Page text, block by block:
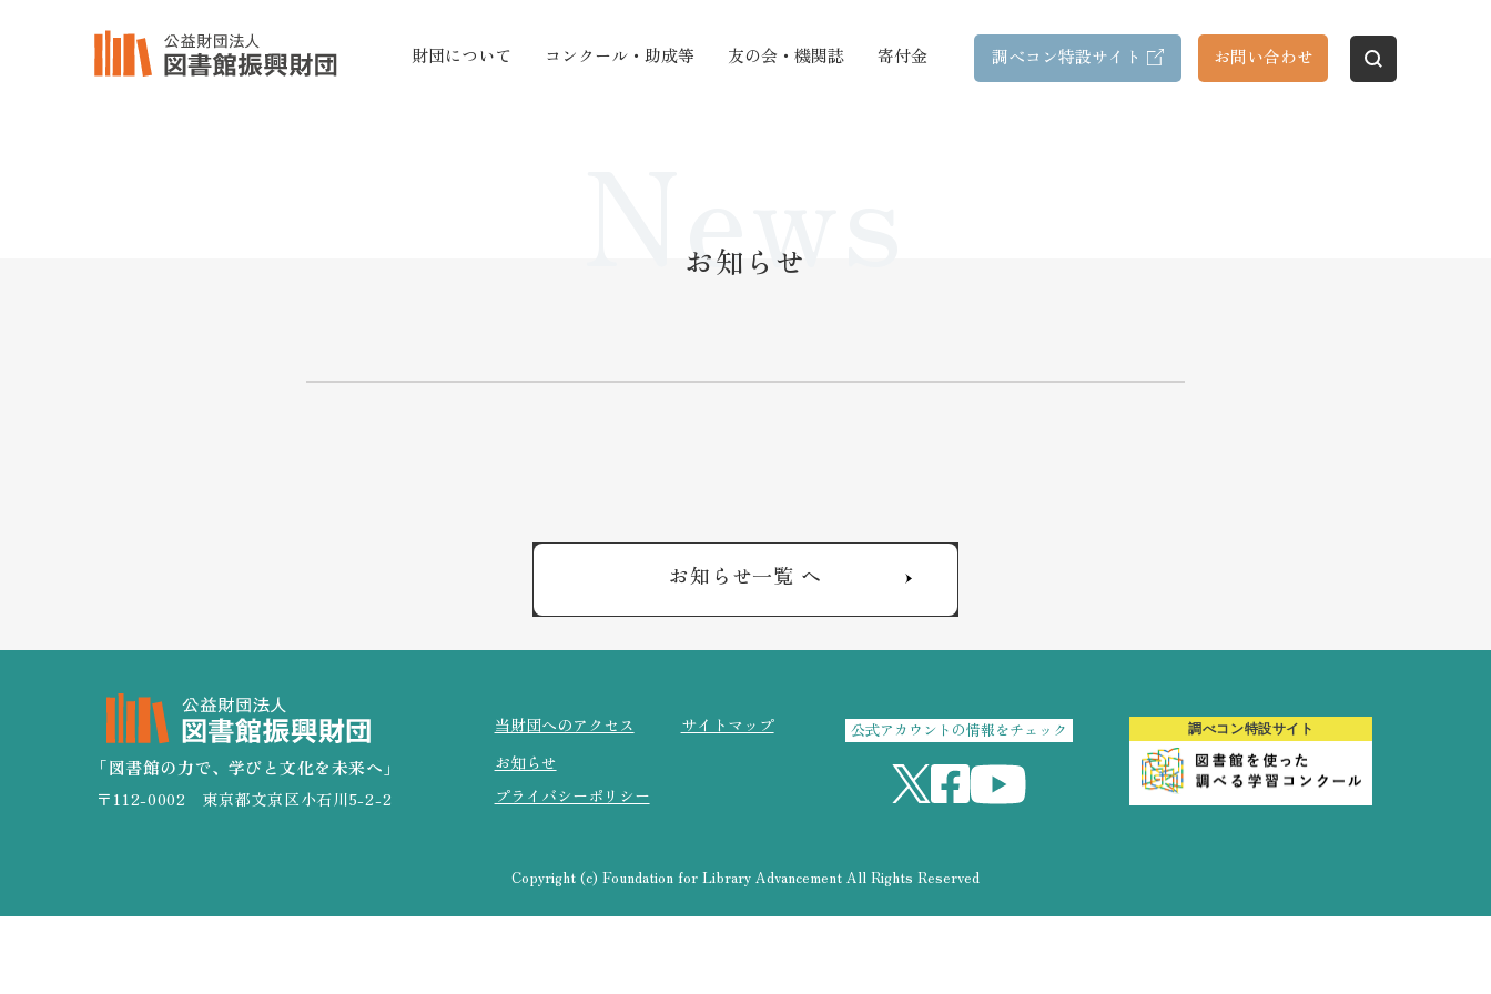
財団について コンクール・助成等 友の会・機関誌 寄付金 調べコン特設サイト お問い合わせ
News
お知らせ
お知らせ一覧 へ
「図書館の力で、学びと文化を未来へ」
〒112-0002 東京都文京区小石川5-2-2
当財団へのアクセス
お知らせ
プライバシーポリシー
サイトマップ 公式アカウントの情報をチェック
Copyright (c) Foundation for Library Advancement All Rights Reserved